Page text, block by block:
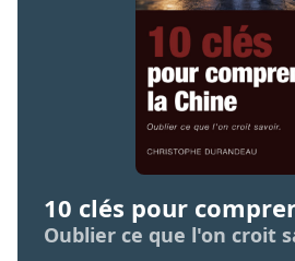
10 clés pour
Oublier ce que l'on croit